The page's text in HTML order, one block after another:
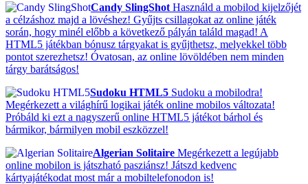
Candy SlingShot Használd a mobilod kijelzőjét
a célzáshoz majd a lövéshez! Gyűjts csillagokat az online játék
során, hogy minél előbb a következő pályán találd magad! A
HTML5 játékban bónusz tárgyakat is gyűjthetsz, melyekkel több
pontot szerezhetsz! Óvatosan, az online lövöldében nem minden
tárgy barátságos!
Sudoku HTML5 Sudoku a mobilodra!
Megérkezett a világhírű logikai játék online mobilos változata!
Próbáld ki ezt a nagyszerű online HTML5 játékot bárhol és
bármikor, bármilyen mobil eszközzel!
Algerian Solitaire Megérkezett a legújabb
online mobilon is játszható pasziánsz! Játszd kedvenc
kártyajátékodat most már a mobiltelefonodon is!